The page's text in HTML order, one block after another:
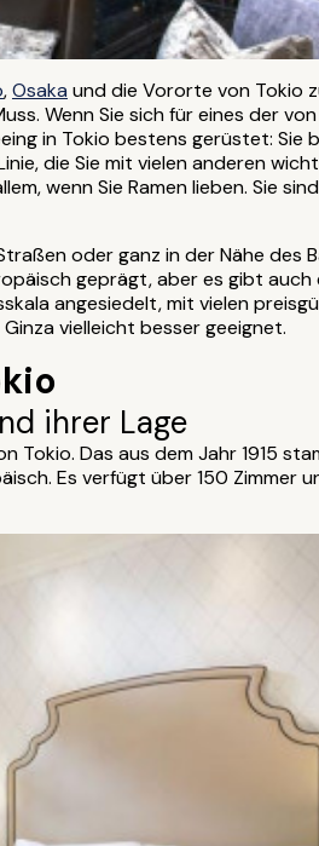
,Osaka und die Vororte von Tokio
Wenn Sie sich für eines der
in Tokio bestens gerüstet: Sie
die Sie mit vielen anderen
wenn Sie Ramen lieben. Sie
oder ganz in der Nähe des
geprägt, aber es gibt auch
angesiedelt, mit vielen
vielleicht besser geeignet.
ihrer Lage
Das aus dem Jahr 1915
Es verfügt über 150 Zimmer